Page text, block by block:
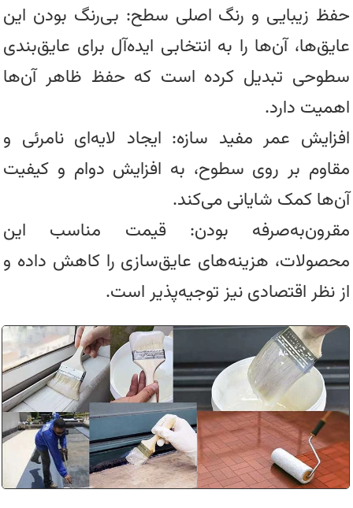
حفظ زیبایی و رنگ اصلی سطح: بی‌رنگ بودن این
عایق‌ها، آن‌ها را به انتخابی ایده‌آل برای عایق‌بندی
سطوحی تبدیل کرده است که حفظ ظاهر آن‌ها
اهمیت دارد.
افزایش عمر مفید سازه: ایجاد لایه‌ای نامرئی و
مقاوم بر روی سطوح، به افزایش دوام و کیفیت
آن‌ها کمک شایانی می‌کند.
مقرون‌به‌صرفه بودن: قیمت مناسب این
محصولات، هزینه‌های عایق‌سازی را کاهش داده و
از نظر اقتصادی نیز توجیه‌پذیر است.